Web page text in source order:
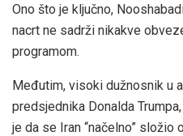
Ono što je ključno,
nacrt ne sadrži nikakve
programom.
Međutim, visoki dužnosnik u
predsjednika Donalda
je da se Iran “načelno”